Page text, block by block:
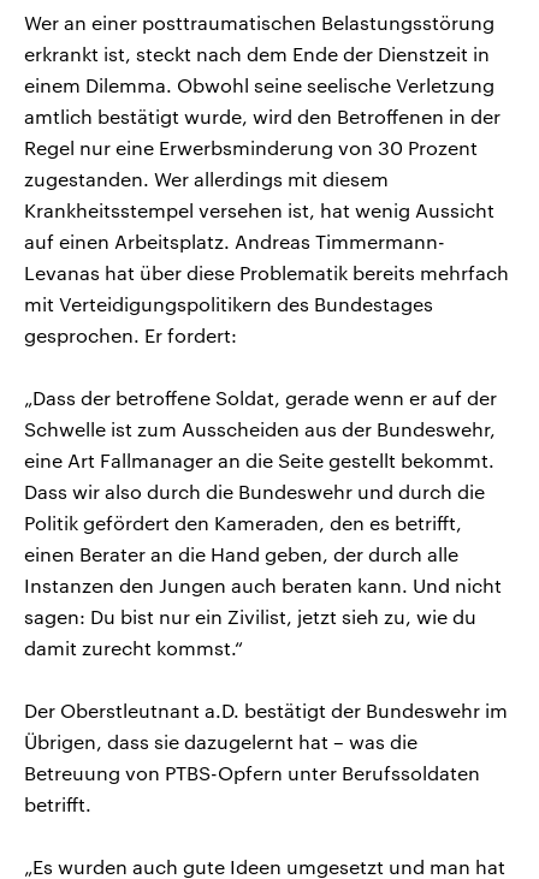
Wer an einer posttraumatischen Belastungsstörung
erkrankt ist, steckt nach dem Ende der Dienstzeit in
einem Dilemma. Obwohl seine seelische Verletzung
amtlich bestätigt wurde, wird den Betroffenen in der
Regel nur eine Erwerbsminderung von 30 Prozent
zugestanden. Wer allerdings mit diesem
Krankheitsstempel versehen ist, hat wenig Aussicht
auf einen Arbeitsplatz. Andreas Timmermann-
Levanas hat über diese Problematik bereits mehrfach
mit Verteidigungspolitikern des Bundestages
gesprochen. Er fordert:
„Dass der betroffene Soldat, gerade wenn er auf der
Schwelle ist zum Ausscheiden aus der Bundeswehr,
eine Art Fallmanager an die Seite gestellt bekommt.
Dass wir also durch die Bundeswehr und durch die
Politik gefördert den Kameraden, den es betrifft,
einen Berater an die Hand geben, der durch alle
Instanzen den Jungen auch beraten kann. Und nicht
sagen: Du bist nur ein Zivilist, jetzt sieh zu, wie du
damit zurecht kommst.“
Der Oberstleutnant a.D. bestätigt der Bundeswehr im
Übrigen, dass sie dazugelernt hat – was die
Betreuung von PTBS-Opfern unter Berufssoldaten
betrifft.
„Es wurden auch gute Ideen umgesetzt und man hat